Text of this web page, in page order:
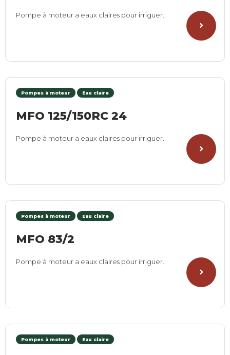
Pompe à moteur a eaux claires pour irriguer.
Pompes à moteur Eau claire
MFO 125/150RC 24
Pompe à moteur a eaux claires pour irriguer.
Pompes à moteur Eau claire
MFO 83/2
Pompe à moteur a eaux claires pour irriguer.
Pompes à moteur Eau claire